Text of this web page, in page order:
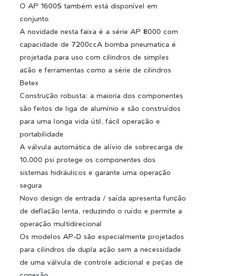
O AP 1600S também está disponível em
conjunto
A novidade nesta faixa é a série AP 8000 com
capacidade de 7200ccA bomba pneumatica é
projetada para uso com cilindros de simples
ação e ferramentas como a série de cilindros
Betex
Construção robusta: a maioria dos componentes
são feitos de liga de alumínio e são construídos
para uma longa vida útil, fácil operação e
portabilidade
A válvula automática de alívio de sobrecarga de
10.000 psi protege os componentes dos
sistemas hidráulicos e garante uma operação
segura
Novo design de entrada / saída apresenta função
de deflação lenta, reduzindo o ruído e permite a
operação multidirecional
Os modelos AP-D são especialmente projetados
para cilindros de dupla ação sem a necessidade
de uma válvula de controle adicional e peças de